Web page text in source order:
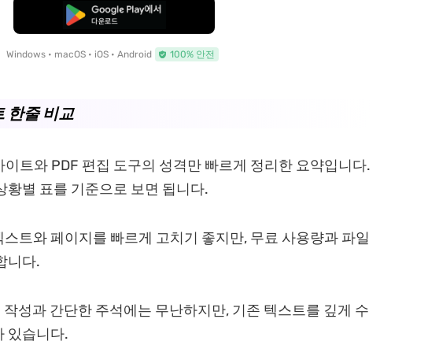
무료로 다운로드
Windows • macOS • iOS • Android 100% 안전
한줄 비교
트와 PDF 편집 도구의 성격만 빠르게 정리한 요약입니다.
황별 표를 기준으로 보면 됩니다.
트와 페이지를 빠르게 고치기 좋지만, 무료 사용량과 파일
니다.
작성과 간단한 주석에는 무난하지만, 기존 텍스트를 깊게 수
있습니다.